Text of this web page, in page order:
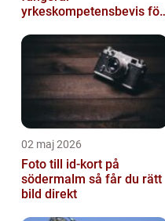
yrkeskompetensbevis för
02 maj 2026
Foto till id-kort på
södermalm så får du rätt
bild direkt